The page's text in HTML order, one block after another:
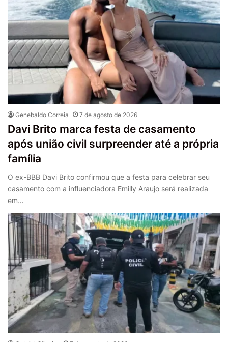
Genebaldo Correia 7 de agosto de 2026
Davi Brito marca festa de casamento
após união civil surpreender até a própria
família
O ex-BBB Davi Brito confirmou que a festa para celebrar seu
casamento com a influenciadora Emilly Araujo será realizada
em…